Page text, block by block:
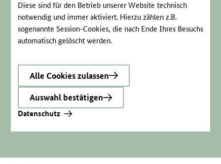
Diese sind für den Betrieb unserer Website technisch
notwendig und immer aktiviert. Hierzu zählen z.B.
sogenannte Session-Cookies, die nach Ende Ihres Besuchs
automatisch gelöscht werden.
Alle Cookies zulassen
Auswahl bestätigen
Datenschutz